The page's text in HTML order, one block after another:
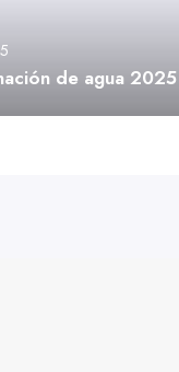
de agua 2025